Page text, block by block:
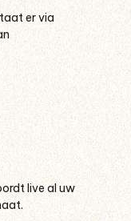
er via
live al uw